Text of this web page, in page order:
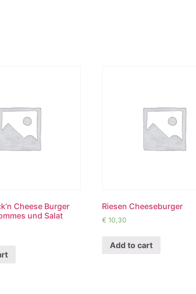
Cheese Burger
und Salat
Riesen Cheeseburger
€ 10,30
Add to cart